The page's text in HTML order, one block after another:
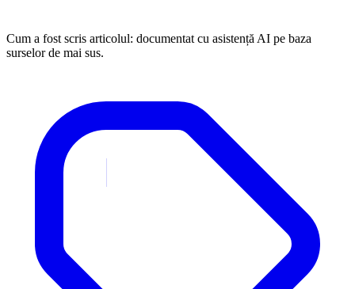
Cum a fost scris articolul: documentat cu asistență AI pe baza
surselor de mai sus.